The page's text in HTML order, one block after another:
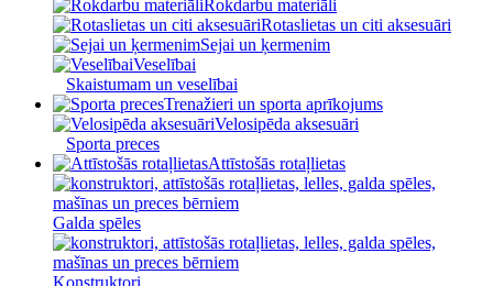
Rokdarbu materiāli
Rotaslietas un citi aksesuāri
Sejai un ķermenim
Veselībai
Skaistumam un veselībai
Trenažieri un sporta aprīkojums
Velosipēda aksesuāri
Sporta preces
Attīstošās rotaļlietas
Galda spēles
Konstruktori